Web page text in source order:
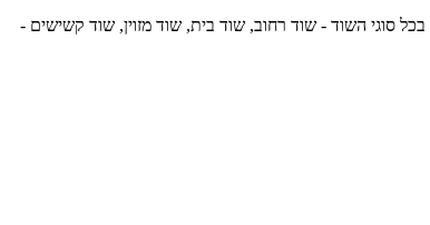
עו״ד הדס עדי מטפלת בכל סוגי השוד - שוד רחוב, שוד בית, שוד מזוין, שוד קשישים -